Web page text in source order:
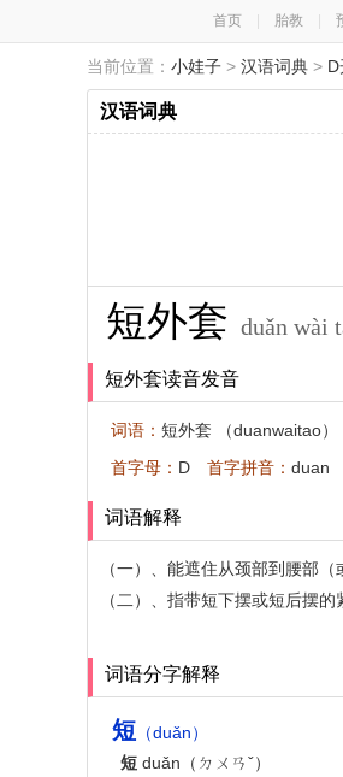
首页 胎教
当前位置： 小娃子 > 汉语词典 >
汉语词典
短外套 duǎn wài
短外套读音发音
词语： 短外套 （duanwaitao）
首字母： D 首字拼音： duan
词语解释
（一）、能遮住从颈部到腰部
（二）、指带短下摆或短后摆的
词语分字解释
短 （duǎn）
短 duǎn（ㄉㄨㄢˇ）